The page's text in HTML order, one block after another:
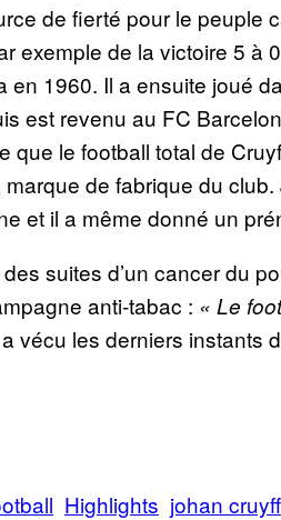
de fierté pour le peuple
exemple de la victoire 5 à
en 1960. Il a ensuite joué
est revenu au FC
que le football total de
de fabrique du
et il a même donné un
suites d’un cancer du
anti-tabac : « Le
vécu les derniers instants
Highlights johan cruyff